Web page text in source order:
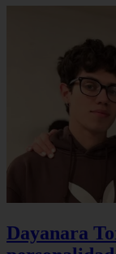
Dayanara